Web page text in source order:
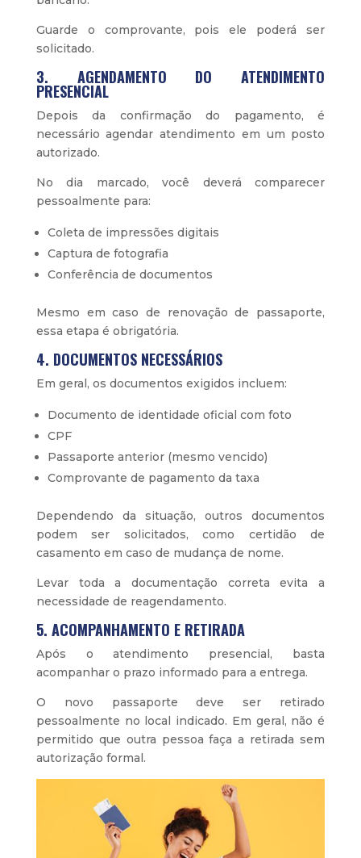
Guarde o comprovante, pois ele poderá ser
solicitado.
3. AGENDAMENTO DO ATENDIMENTO
PRESENCIAL
Depois da confirmação do pagamento, é
necessário agendar atendimento em um posto
autorizado.
No dia marcado, você deverá comparecer
pessoalmente para:
Coleta de impressões digitais
Captura de fotografia
Conferência de documentos
Mesmo em caso de renovação de passaporte,
essa etapa é obrigatória.
4. DOCUMENTOS NECESSÁRIOS
Em geral, os documentos exigidos incluem:
Documento de identidade oficial com foto
CPF
Passaporte anterior (mesmo vencido)
Comprovante de pagamento da taxa
Dependendo da situação, outros documentos
podem ser solicitados, como certidão de
casamento em caso de mudança de nome.
Levar toda a documentação correta evita a
necessidade de reagendamento.
5. ACOMPANHAMENTO E RETIRADA
Após o atendimento presencial, basta
acompanhar o prazo informado para a entrega.
O novo passaporte deve ser retirado
pessoalmente no local indicado. Em geral, não é
permitido que outra pessoa faça a retirada sem
autorização formal.